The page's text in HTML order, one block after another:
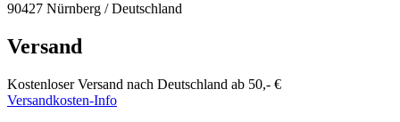
90427 Nürnberg / Deutschland
Versand
Kostenloser Versand nach Deutschland ab 50,- €
Versandkosten-Info